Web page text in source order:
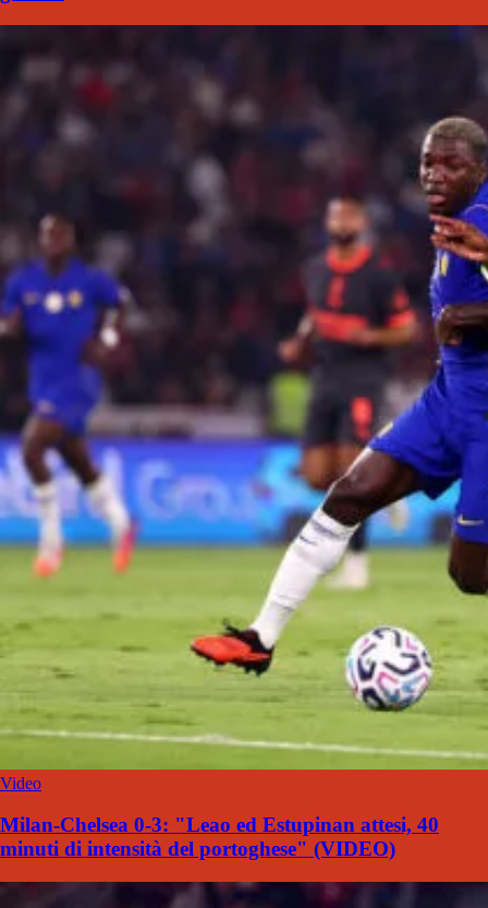
Video
Milan-Chelsea 0-3: "Leao ed Estupinan attesi, 40
minuti di intensità del portoghese" (VIDEO)